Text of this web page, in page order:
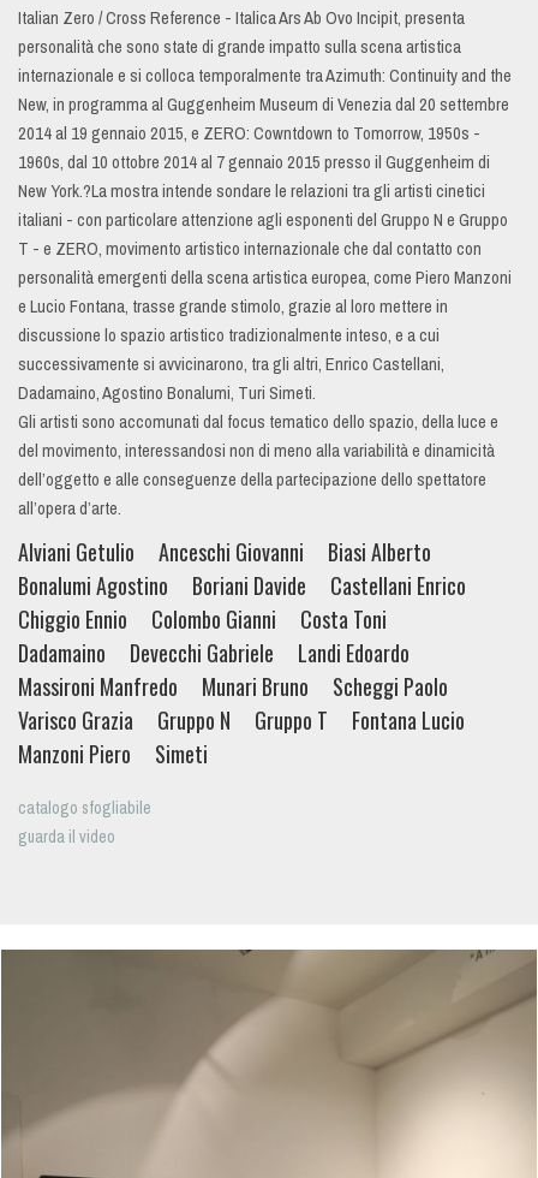
Italian Zero / Cross Reference - Italica Ars Ab Ovo Incipit, presenta
personalità che sono state di grande impatto sulla scena artistica
internazionale e si colloca temporalmente tra Azimuth: Continuity and the
New, in programma al Guggenheim Museum di Venezia dal 20 settembre
2014 al 19 gennaio 2015, e ZERO: Cowntdown to Tomorrow, 1950s -
1960s, dal 10 ottobre 2014 al 7 gennaio 2015 presso il Guggenheim di
New York.?La mostra intende sondare le relazioni tra gli artisti cinetici
italiani - con particolare attenzione agli esponenti del Gruppo N e Gruppo
T - e ZERO, movimento artistico internazionale che dal contatto con
personalità emergenti della scena artistica europea, come Piero Manzoni
e Lucio Fontana, trasse grande stimolo, grazie al loro mettere in
discussione lo spazio artistico tradizionalmente inteso, e a cui
successivamente si avvicinarono, tra gli altri, Enrico Castellani,
Dadamaino, Agostino Bonalumi, Turi Simeti.
Gli artisti sono accomunati dal focus tematico dello spazio, della luce e
del movimento, interessandosi non di meno alla variabilità e dinamicità
dell’oggetto e alle conseguenze della partecipazione dello spettatore
all’opera d’arte.
Alviani Getulio Anceschi Giovanni
Biasi Alberto
Bonalumi Agostino
Boriani Davide
Castellani Enrico
Chiggio Ennio
Colombo Gianni
Costa Toni
Dadamaino
Devecchi Gabriele
Landi Edoardo
Massironi Manfredo
Munari Bruno
Scheggi Paolo
Varisco Grazia
Gruppo N Gruppo T
Fontana Lucio
Manzoni Piero
Simeti
catalogo sfogliabile
guarda il video